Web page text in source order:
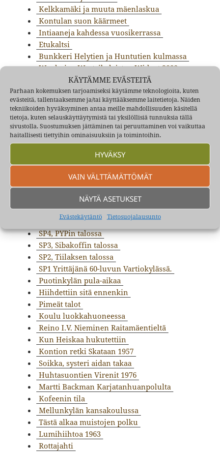
KÄYTÄMME EVÄSTEITÄ
Parhaan kokemuksen tarjoamiseksi käytämme teknologioita, kuten
evästeitä, tallentaaksemme ja/tai käyttääksemme laitetietoja. Näiden
tekniikoiden hyväksyminen antaa meille mahdollisuuden käsitellä
tietoja, kuten selauskäyttäytymistä tai yksilöllisiä tunnuksia tällä
sivustolla. Suostumuksen jättäminen tai peruuttaminen voi vaikuttaa
haitallisesti tiettyihin ominaisuuksiin ja toimintoihin.
HYVÄKSY
VAIN VÄLTTÄMÄTTÖMÄT
NÄYTÄ ASETUKSET
Evästekäytäntö Tietosuojalausunto
Kelkkamäki ja muuta mäenlaskua
Kontulan suon käärmeet
Intiaaneja kahdessa vuosikerrassa
Etukaltsi
Bunkkeri Helytien ja Huntutien kulmassa
Wanhojen Wartsikalaisten Wideot 2009
Kontulan muuntajalta
Leikit Kinnarin eteisen alla
Miten Kalevi sai lisänimen ”päärynä”
Virmo Sahari kertoo Kurtsikan mäestä
Juha Öman
Wanhojen Wartsikalaisten Tapaaminen
Kairavuon Juhanin albumista
Heiskan elikot 50-luku
Heiskakin pyöräili
SP7, Irrottautuminen 1973 – 1974
SP6 Puhoksessa 1971 – 1974
SP5 Puotilan ostarilla
SP4, PYPin talossa
SP3, Sibakoffin talossa
SP2, Tiilaksen talossa
SP1 Yrittäjänä 60-luvun Vartiokylässä.
Puotinkylän pula-aikaa
Hiihdettiin sitä ennenkin
Pimeät talot
Koulu luokkahuoneessa
Reino I.V. Nieminen Raitamäentieltä
Kun Heiskaa hukutettiin
Kontion retki Skataan 1957
Soikka, systeri aidan takaa
Huhtasuontien Virenit 1976
Martti Backman Karjatanhuanpolulta
Kofeenin tila
Mellunkylän kansakoulussa
Tästä alkaa muistojen polku
Lumihiihtoa 1963
Rottajahti